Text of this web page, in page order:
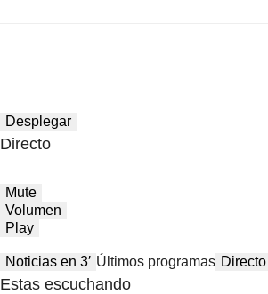
Desplegar
Directo
Mute
Volumen
Play
Noticias en 3′ Últimos programas Directo
Estas escuchando